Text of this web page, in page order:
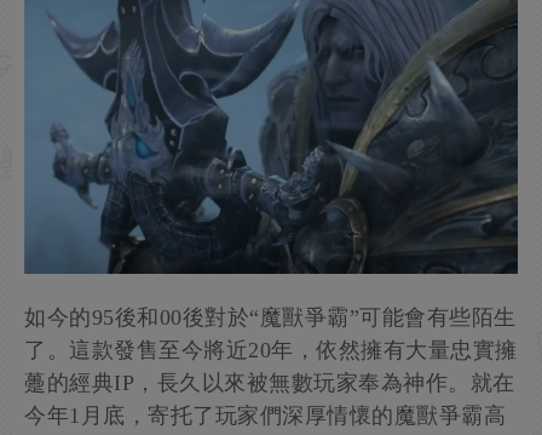
如今的95後和00後對於“魔獸爭霸”可能會有些陌生
了。這款發售至今將近20年，依然擁有大量忠實擁
躉的經典IP，長久以來被無數玩家奉為神作。就在
今年1月底，寄托了玩家們深厚情懷的魔獸爭霸高